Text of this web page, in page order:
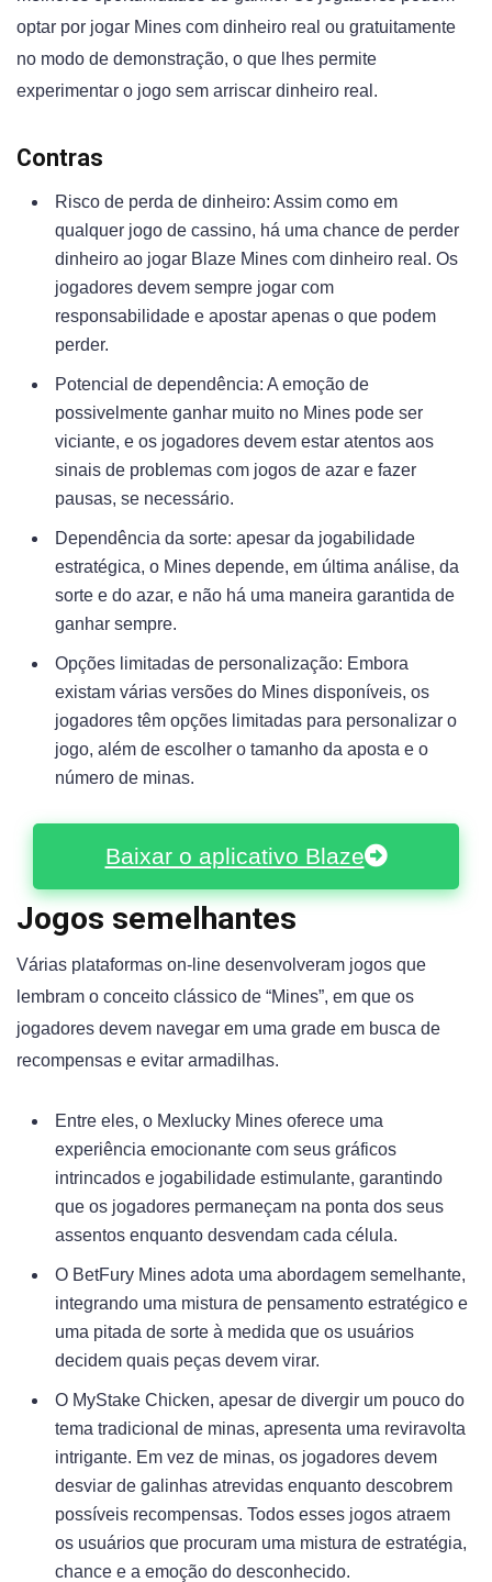
optar por jogar Mines com dinheiro real ou gratuitamente
no modo de demonstração, o que lhes permite
experimentar o jogo sem arriscar dinheiro real.
Contras
Risco de perda de dinheiro: Assim como em
qualquer jogo de cassino, há uma chance de perder
dinheiro ao jogar Blaze Mines com dinheiro real. Os
jogadores devem sempre jogar com
responsabilidade e apostar apenas o que podem
perder.
Potencial de dependência: A emoção de
possivelmente ganhar muito no Mines pode ser
viciante, e os jogadores devem estar atentos aos
sinais de problemas com jogos de azar e fazer
pausas, se necessário.
Dependência da sorte: apesar da jogabilidade
estratégica, o Mines depende, em última análise, da
sorte e do azar, e não há uma maneira garantida de
ganhar sempre.
Opções limitadas de personalização: Embora
existam várias versões do Mines disponíveis, os
jogadores têm opções limitadas para personalizar o
jogo, além de escolher o tamanho da aposta e o
número de minas.
Baixar o aplicativo Blaze
Jogos semelhantes
Várias plataformas on-line desenvolveram jogos que
lembram o conceito clássico de “Mines”, em que os
jogadores devem navegar em uma grade em busca de
recompensas e evitar armadilhas.
Entre eles, o Mexlucky Mines oferece uma
experiência emocionante com seus gráficos
intrincados e jogabilidade estimulante, garantindo
que os jogadores permaneçam na ponta dos seus
assentos enquanto desvendam cada célula.
O BetFury Mines adota uma abordagem semelhante,
integrando uma mistura de pensamento estratégico e
uma pitada de sorte à medida que os usuários
decidem quais peças devem virar.
O MyStake Chicken, apesar de divergir um pouco do
tema tradicional de minas, apresenta uma reviravolta
intrigante. Em vez de minas, os jogadores devem
desviar de galinhas atrevidas enquanto descobrem
possíveis recompensas. Todos esses jogos atraem
os usuários que procuram uma mistura de estratégia,
chance e a emoção do desconhecido.